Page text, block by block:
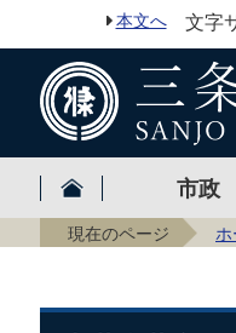
本文へ 文字
市政
現在のページ ホ